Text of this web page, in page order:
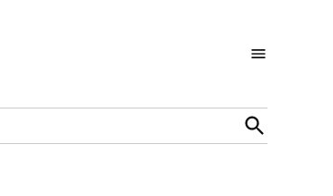
Open
Search